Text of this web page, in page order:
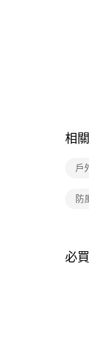
相
戶
防
必